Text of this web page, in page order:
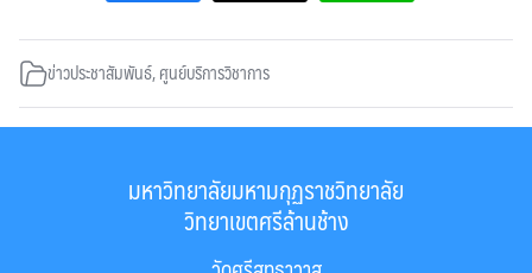
ข่าวประชาสัมพันธ์,ศูนย์บริการวิชาการ
มหาวิทยาลัยมหามกุฏราชวิทยาลัย
วิทยาเขตศรีล้านช้าง